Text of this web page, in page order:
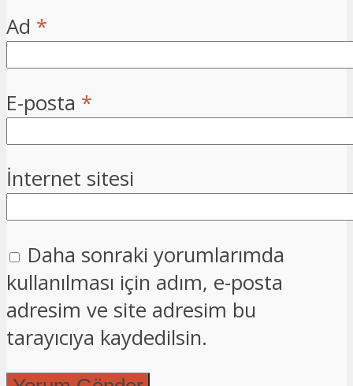
Ad *
E-posta *
İnternet sitesi
Daha sonraki yorumlarımda
kullanılması için adım, e-posta
adresim ve site adresim bu
tarayıcıya kaydedilsin.